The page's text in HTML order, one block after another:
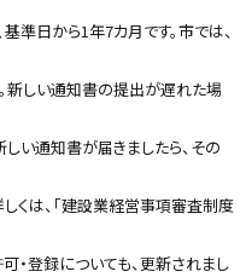
日から1年7カ月です。市では、
新しい通知書の提出が遅れた場
い通知書が届きましたら、その
くは、「建設業経営事項審査制度
・登録についても、更新されまし